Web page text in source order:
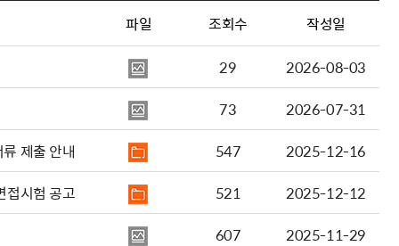
파일 조회수 작성일
29
2026-08-03
73
2026-07-31
표 및 채용서류 제출 안내
547
2025-12-16
자 발표 및 면접시험 공고
521
2025-12-12
607
2025-11-29